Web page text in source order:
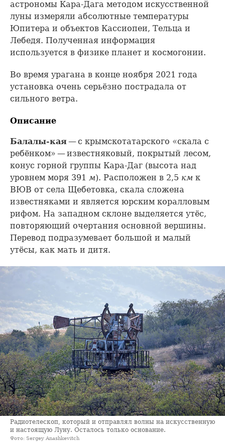
астрономы Кара-Дага методом искусственной
луны измеряли абсолютные температуры
Юпитера и объектов Кассиопеи, Тельца и
Лебедя. Полученная информация
используется в физике планет и космогонии.
Во время урагана в конце ноября 2021 года
установка очень серьёзно пострадала от
сильного ветра.
Описание
Балалы-кая— с крымскотатарского «скала с
ребёнком» — известняковый, покрытый лесом,
конус горной группы Кара-Даг (высота над
уровнем моря 391 м). Расположен в 2,5 км к
ВЮВ от села Щебетовка, скала сложена
известняками и является юрским коралловым
рифом. На западном склоне выделяется утёс,
повторяющий очертания основной вершины.
Перевод подразумевает большой и малый
утёсы, как мать и дитя.
Радиотелескоп, который и отправлял волны на искусственную
и настоящую Луну. Осталось только основание.
Фото: Sergey Anashkevitch